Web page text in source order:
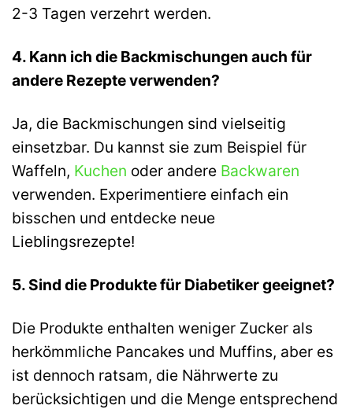
2-3 Tagen verzehrt werden.
4. Kann ich die Backmischungen auch für
andere Rezepte verwenden?
Ja, die Backmischungen sind vielseitig
einsetzbar. Du kannst sie zum Beispiel für
Waffeln, Kuchen oder andere Backwaren
verwenden. Experimentiere einfach ein
bisschen und entdecke neue
Lieblingsrezepte!
5. Sind die Produkte für Diabetiker geeignet?
Die Produkte enthalten weniger Zucker als
herkömmliche Pancakes und Muffins, aber es
ist dennoch ratsam, die Nährwerte zu
berücksichtigen und die Menge entsprechend